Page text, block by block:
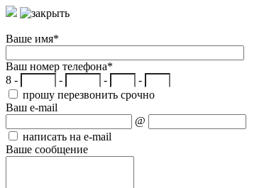
Ваше имя*
Ваш номер телефона*
8 -
- -
-
прошу перезвонить срочно
Ваш e-mail
@
написать на e-mail
Ваше сообщение